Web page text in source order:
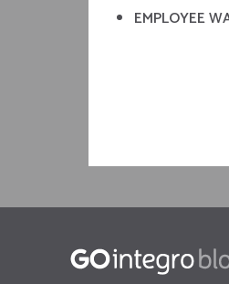
EMPLOYEE